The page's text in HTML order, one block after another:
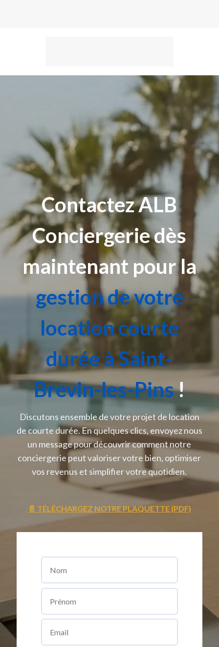
ContactezALB
Conciergerie dès
maintenant pour la
gestion de votre
location courte
durée à Saint-
Brevin-les-Pins!
Discutons ensemble de votre projet de location
de courte durée. En quelques clics, envoyez nous
un message pour découvrir comment notre
conciergerie peut valoriser votre bien, optimiser
vos revenus et simplifier votre quotidien.
📄 TÉLÉCHARGEZ NOTRE PLAQUETTE (PDF)